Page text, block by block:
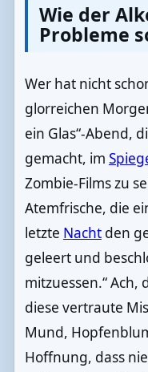
Wie der
Probleme
Wer hat nicht
glorreichen
ein Glas“-Abend,
gemacht, im
Zombie-Films zu
Atemfrische, die
letzte Nachtden
geleert und
mitzuessen.“ Ach,
diese vertraute
Mund,
Hoffnung, dass